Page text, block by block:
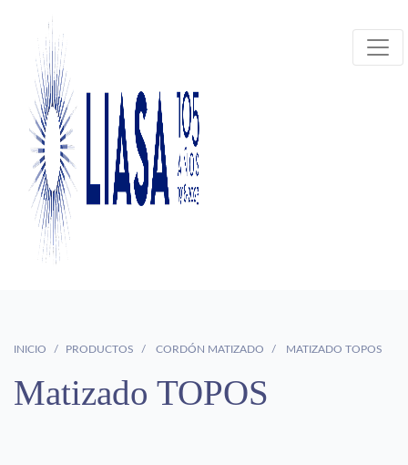
INICIO PRODUCTOS CORDÓN MATIZADO MATIZADO TOPOS
Matizado TOPOS